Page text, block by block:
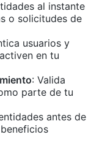
al instante
o solicitudes de
usuarios y
en tu
: Valida
parte de tu
antes de